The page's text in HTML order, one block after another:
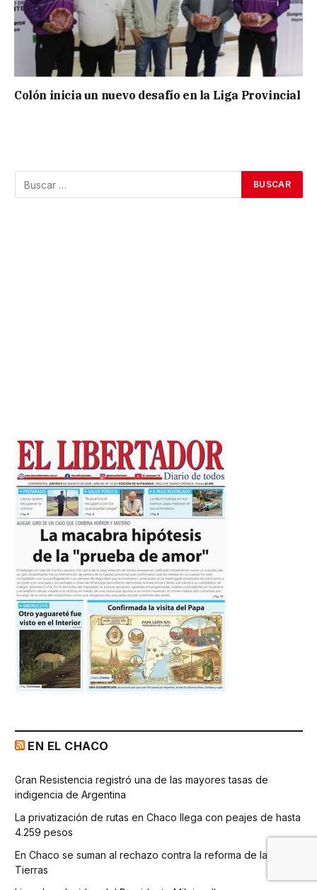
Colón inicia un nuevo desafío en la Liga Provincial
EN EL CHACO
Gran Resistencia registró una de las mayores tasas de
indigencia de Argentina
La privatización de rutas en Chaco llega con peajes de hasta
4.259 pesos
En Chaco se suman al rechazo contra la reforma de la Ley de
Tierras